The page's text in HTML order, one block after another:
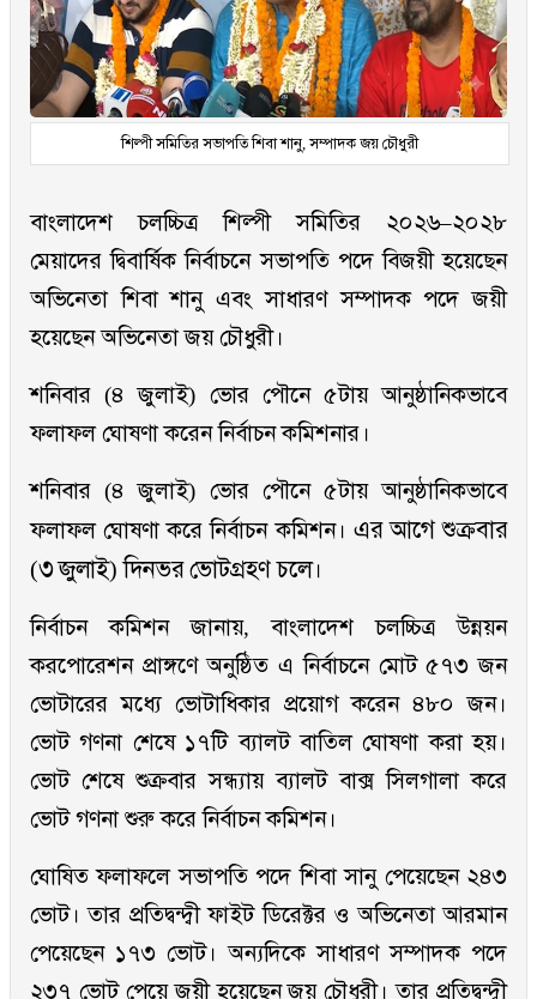
শিল্পী সমিতির সভাপতি শিবা শানু, সম্পাদক জয় চৌধুরী
বাংলাদেশ চলচ্চিত্র শিল্পী সমিতির ২০২৬–২০২৮
মেয়াদের দ্বিবার্ষিক নির্বাচনে সভাপতি পদে বিজয়ী হয়েছেন
অভিনেতা শিবা শানু এবং সাধারণ সম্পাদক পদে জয়ী
হয়েছেন অভিনেতা জয় চৌধুরী।
শনিবার (৪ জুলাই) ভোর পৌনে ৫টায় আনুষ্ঠানিকভাবে
ফলাফল ঘোষণা করেন নির্বাচন কমিশনার।
শনিবার (৪ জুলাই) ভোর পৌনে ৫টায় আনুষ্ঠানিকভাবে
ফলাফল ঘোষণা করে নির্বাচন কমিশন। এর আগে শুক্রবার
(৩ জুলাই) দিনভর ভোটগ্রহণ চলে।
নির্বাচন কমিশন জানায়, বাংলাদেশ চলচ্চিত্র উন্নয়ন
করপোরেশন প্রাঙ্গণে অনুষ্ঠিত এ নির্বাচনে মোট ৫৭৩ জন
ভোটারের মধ্যে ভোটাধিকার প্রয়োগ করেন ৪৮০ জন।
ভোট গণনা শেষে ১৭টি ব্যালট বাতিল ঘোষণা করা হয়।
ভোট শেষে শুক্রবার সন্ধ্যায় ব্যালট বাক্স সিলগালা করে
ভোট গণনা শুরু করে নির্বাচন কমিশন।
ঘোষিত ফলাফলে সভাপতি পদে শিবা সানু পেয়েছেন ২৪৩
ভোট। তার প্রতিদ্বন্দ্বী ফাইট ডিরেক্টর ও অভিনেতা আরমান
পেয়েছেন ১৭৩ ভোট। অন্যদিকে সাধারণ সম্পাদক পদে
২৩৭ ভোট পেয়ে জয়ী হয়েছেন জয় চৌধুরী। তার প্রতিদ্বন্দ্বী